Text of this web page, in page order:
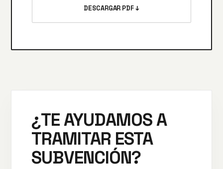
DESCARGAR PDF ↓
¿TE AYUDAMOS A
TRAMITAR ESTA
SUBVENCIÓN?